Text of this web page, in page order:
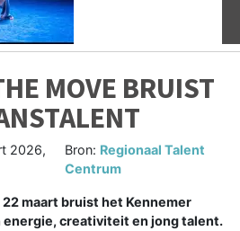
MOVE BRUIST
2026,
Bron: Regionaal Talent
Centrum
22 maart bruist het Kennemer
energie, creativiteit en jong talent.